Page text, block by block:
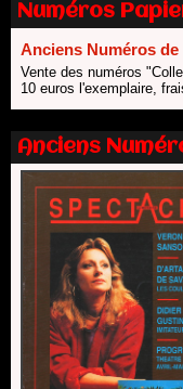
Les 10 lauréats du
SACD
13/06/2026
Nomination de
direction du Théâtre de
13/06/2026
Dispositif SACD
18/03/2026
Numéros
Anciens Numéros de
Vente des numéros
10 euros l'exemplaire,
Anciens